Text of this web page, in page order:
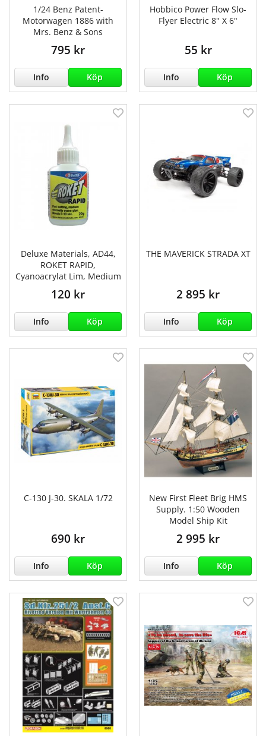
1/24 Benz Patent-
Motorwagen 1886 with
Mrs. Benz & Sons
795 kr
Info Köp
Hobbico Power Flow Slo-
Flyer Electric 8" X 6"
55 kr
Info Köp
Deluxe Materials, AD44,
ROKET RAPID,
Cyanoacrylat Lim, Medium
120 kr
Info Köp
THE MAVERICK STRADA XT
2 895 kr
Info Köp
C-130 J-30. SKALA 1/72
690 kr
Info Köp
New First Fleet Brig HMS
Supply. 1:50 Wooden
Model Ship Kit
2 995 kr
Info Köp